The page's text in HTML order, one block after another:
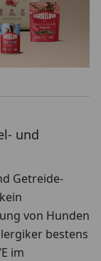
und
Getreide-
von Hunden
bestens
im